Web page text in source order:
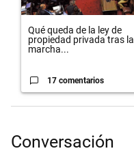
Qué queda de la ley de
propiedad privada tras la
marcha...
17 comentarios
Conversación